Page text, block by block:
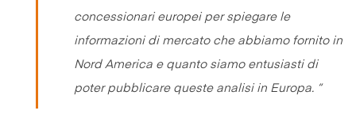
concessionari europei per spiegare le
informazioni di mercato che abbiamo fornito in
Nord America e quanto siamo entusiasti di
poter pubblicare queste analisi in Europa. “